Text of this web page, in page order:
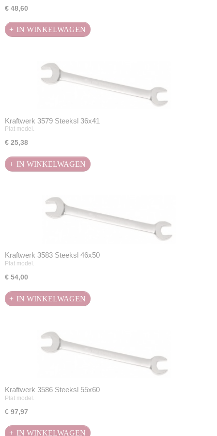
€ 48,60
IN WINKELWAGEN
Kraftwerk 3579 Steeksl 36x41
Plat model.
€ 25,38
IN WINKELWAGEN
Kraftwerk 3583 Steeksl 46x50
Plat model.
€ 54,00
IN WINKELWAGEN
Kraftwerk 3586 Steeksl 55x60
Plat model.
€ 97,97
IN WINKELWAGEN